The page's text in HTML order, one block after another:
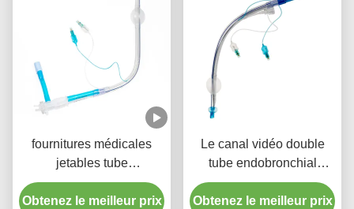
fournitures médicales
jetables tube
endotrachéal à double
lumen avec manchette en
Obtenez le meilleur prix
Le canal vidéo double
tube endobronchial
lumineux sans caméra
Obtenez le meilleur prix